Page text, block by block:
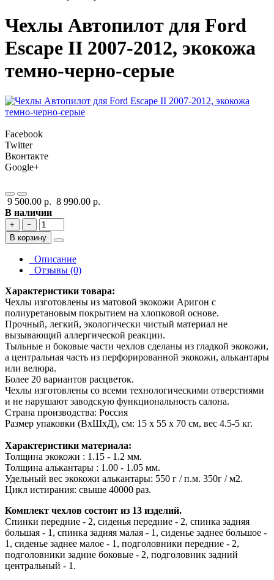
Чехлы Автопилот для Ford
Escape II 2007-2012, экокожа
темно-черно-серые
Facebook
Twitter
Вконтакте
Google+
9 500.00 р. 8 990.00 р.
В наличии
+
−
В корзину
Описание
Отзывы (0)
Характеристики товара:
Чехлы изготовлены из матовой экокожи Аригон с
полиуретановым покрытием на хлопковой основе.
Прочный, легкий, экологически чистый материал не
вызывающий аллергической реакции.
Тыльные и боковые части чехлов сделаны из гладкой экокожи,
а центральная часть из перфорированной экокожи, алькантары
или велюра.
Более 20 вариантов расцветок.
Чехлы изготовлены со всеми технологическими отверстиями
и не нарушают заводскую функциональность салона.
Страна производства: Россия
Размер упаковки (ВхШхД), см: 15 x 55 x 70 см, вес 4.5-5 кг.
Характеристики материала:
Толщина экокожи : 1.15 - 1.2 мм.
Толщина алькантары : 1.00 - 1.05 мм.
Удельный вес экокожи алькантары: 550 г / п.м. 350г / м2.
Цикл истирания: свыше 40000 раз.
Комплект чехлов состоит из 13 изделий.
Спинки передние - 2, сиденья передние - 2, спинка задняя
большая - 1, спинка задняя малая - 1, сиденье заднее большое -
1, сиденье заднее малое - 1, подголовники передние - 2,
подголовники задние боковые - 2, подголовник задний
центральный - 1.